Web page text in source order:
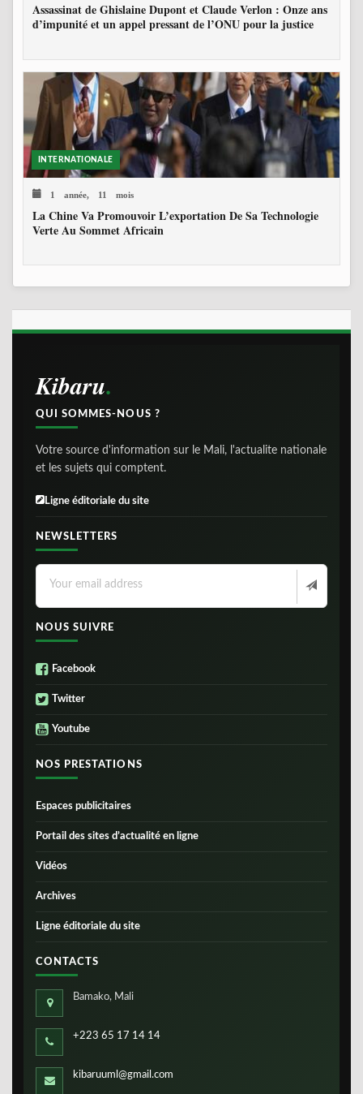
Assassinat de Ghislaine Dupont et Claude Verlon : Onze ans
d’impunité et un appel pressant de l’ONU pour la justice
INTERNATIONALE
1 année, 11 mois
La Chine Va Promouvoir L’exportation De Sa Technologie
Verte Au Sommet Africain
Kibaru
QUI SOMMES-NOUS ?
Votre source d'information sur le Mali, l'actualite nationale
et les sujets qui comptent.
Ligne éditoriale du site
NEWSLETTERS
NOUS SUIVRE
Facebook
Twitter
Youtube
NOS PRESTATIONS
Espaces publicitaires
Portail des sites d’actualité en ligne
Vidéos
Archives
Ligne éditoriale du site
CONTACTS
Bamako, Mali
+223 65 17 14 14
kibaruuml@gmail.com